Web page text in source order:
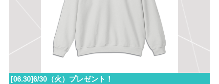
[06.30]6/30（火）プレゼント！